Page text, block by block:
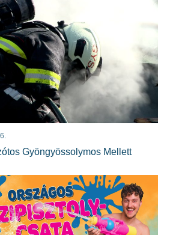
Gyöngyössolymos Mellett